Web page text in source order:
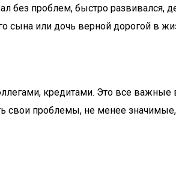
без проблем, быстро развивался,
сына или дочь верной дорогой в
кредитами. Это все важные
свои проблемы, не менее